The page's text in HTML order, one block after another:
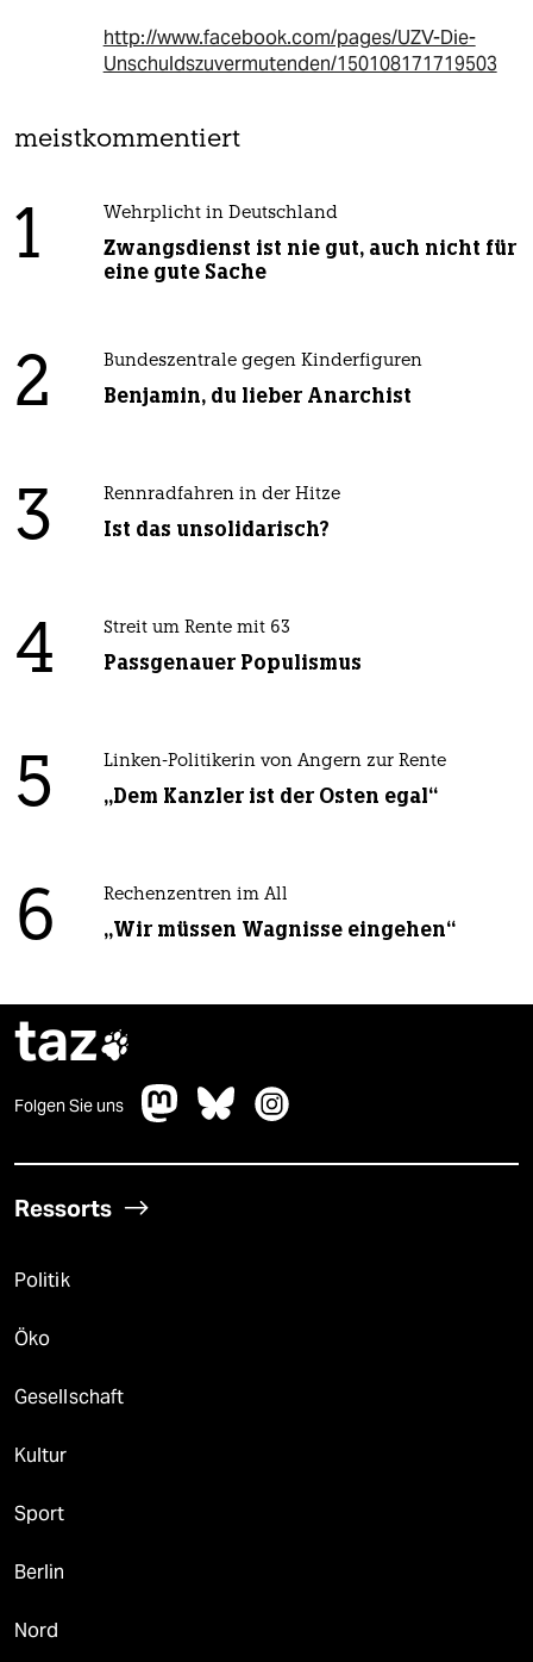
http://www.facebook.com/pages/UZV-Die-
Unschuldszuvermutenden/150108171719503
meistkommentiert
1 Wehrplicht in Deutschland
Zwangsdienst ist nie gut, auch nicht für
eine gute Sache
2 Bundeszentrale gegen Kinderfiguren
Benjamin, du lieber Anarchist
3 Rennradfahren in der Hitze
Ist das unsolidarisch?
4 Streit um Rente mit 63
Passgenauer Populismus
5 Linken-Politikerin von Angern zur Rente
„Dem Kanzler ist der Osten egal“
6 Rechenzentren im All
„Wir müssen Wagnisse eingehen“
taz
Folgen Sie uns
Ressorts
Politik
Öko
Gesellschaft
Kultur
Sport
Berlin
Nord